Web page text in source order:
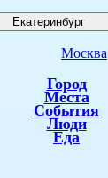
Екатеринбург
Москва
Город
Места
События
Люди
Еда